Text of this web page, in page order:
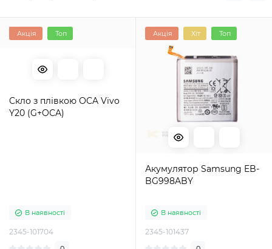
Акція Топ
Cкло з плівкою ОCA Vivo
Y20 (G+OCA)
В наявності
2345-101704
Акція Хіт Топ
Акумулятор Samsung EB-
BG998ABY
В наявності
2345-101437